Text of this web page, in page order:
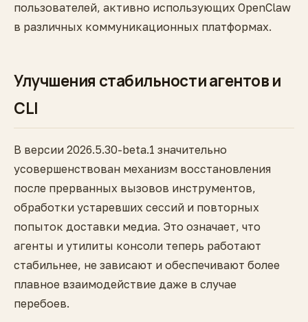
пользователей, активно использующих OpenClaw
в различных коммуникационных платформах.
Улучшения стабильности агентов и
CLI
В версии 2026.5.30-beta.1 значительно
усовершенствован механизм восстановления
после прерванных вызовов инструментов,
обработки устаревших сессий и повторных
попыток доставки медиа. Это означает, что
агенты и утилиты консоли теперь работают
стабильнее, не зависают и обеспечивают более
плавное взаимодействие даже в случае
перебоев.